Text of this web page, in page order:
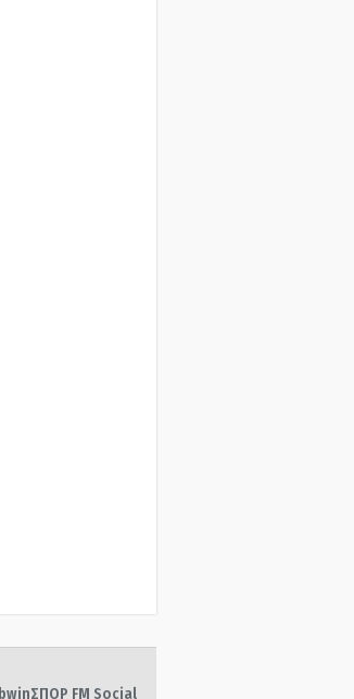
bwinΣΠΟΡ FM Social